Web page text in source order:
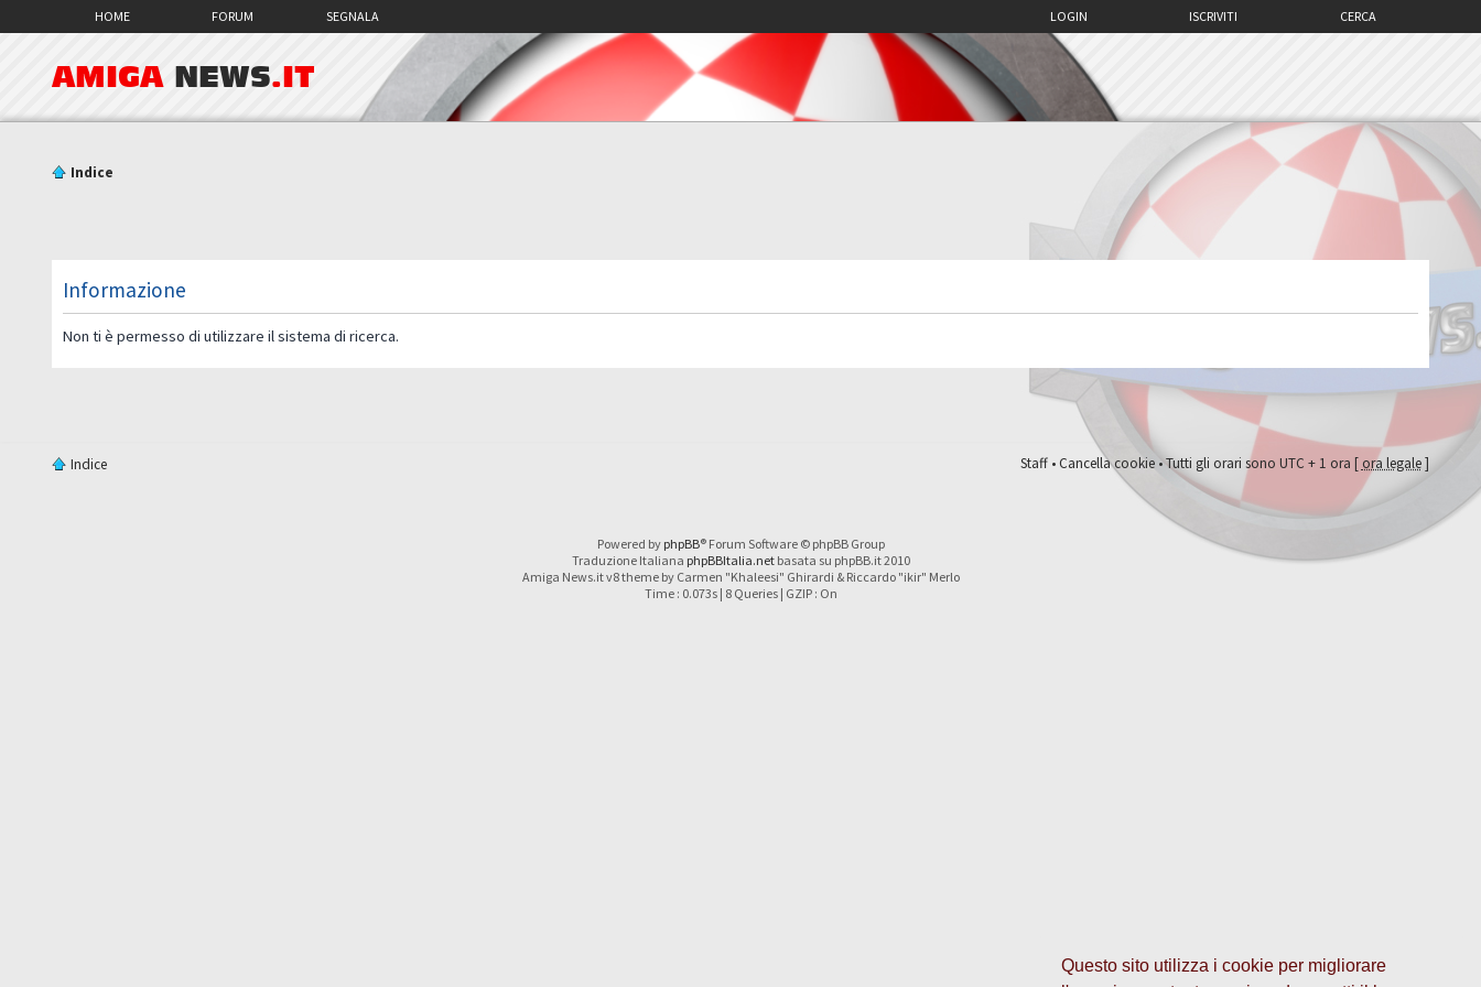
Questo sito utilizza i cookie per migliorare
HOME FORUM SEGNALA CERCA
ISCRIVITI
LOGIN
AMIGA NEWS.IT
Indice
Informazione
Non ti è permesso di utilizzare il sistema di ricerca.
Indice Staff•Cancella cookie• Tutti gli orari sono UTC + 1 ora [ ora legale]
Powered by phpBB® Forum Software © phpBB Group
Traduzione Italiana phpBBItalia.netbasata su phpBB.it 2010
Amiga News.it v8 theme by Carmen "Khaleesi" Ghirardi & Riccardo "ikir" Merlo
Time : 0.073s | 8 Queries | GZIP : On